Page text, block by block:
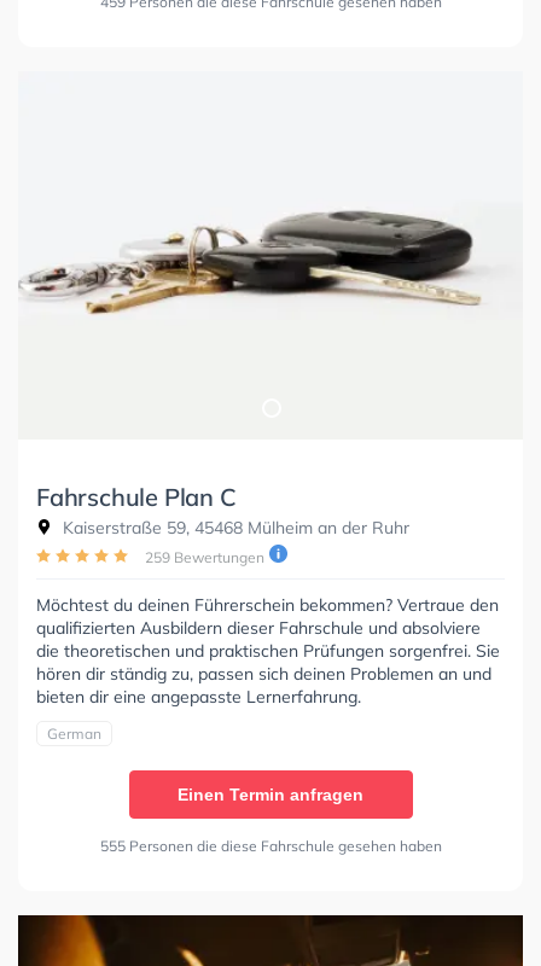
Fahrschule Plan C
Kaiserstraße 59, 45468 Mülheim an der Ruhr
259 Bewertungen
Möchtest du deinen Führerschein bekommen? Vertraue den
qualifizierten Ausbildern dieser Fahrschule und absolviere
die theoretischen und praktischen Prüfungen sorgenfrei. Sie
hören dir ständig zu, passen sich deinen Problemen an und
bieten dir eine angepasste Lernerfahrung.
German
Einen Termin anfragen
555 Personen die diese Fahrschule gesehen haben